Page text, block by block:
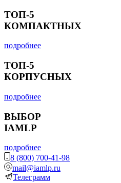
ТОП-5
КОМПАКТНЫХ
подробнее
ТОП-5
КОРПУСНЫХ
подробнее
ВЫБОР
IAMLP
подробнее
8 (800) 700-41-98
mail@iamlp.ru
Телеграмм